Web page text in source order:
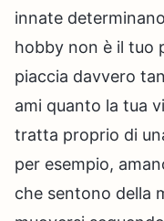
innate
hobby non è il tuo
piaccia davvero
ami quanto la tua
tratta proprio di
per esempio,
che sentono della